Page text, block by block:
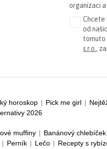
organizaci a
Chcete
od
tomuto
s.r.o. ,
horoskop | Pick me girl |
2026
muffiny | Banánový chlebíček
| Perník | Lečo | Recepty s